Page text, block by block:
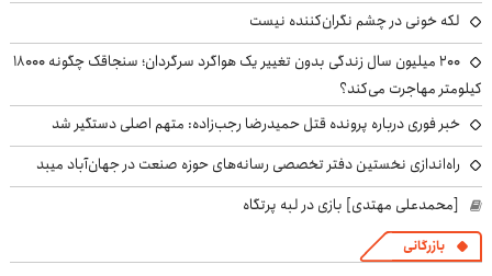
لکه خونی در چشم نگران‌کننده نیست
۲۰۰ میلیون سال زندگی بدون تغییر یک هواگرد سرگردان؛ سنجاقک‌ چگونه ۱۸۰۰۰
کیلومتر مهاجرت می‌کند؟
خبر فوری درباره پرونده قتل حمیدرضا رجب‌زاده: متهم اصلی دستگیر شد
راه‌اندازی نخستین دفتر تخصصی رسانه‌های حوزه صنعت در جهان‌آباد میبد
[محمدعلی مهتدی] بازی در لبه پرتگاه
بازرگانی